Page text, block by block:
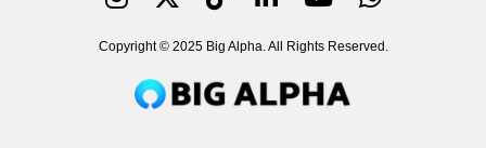
Copyright © 2025 Big Alpha. All Rights Reserved.